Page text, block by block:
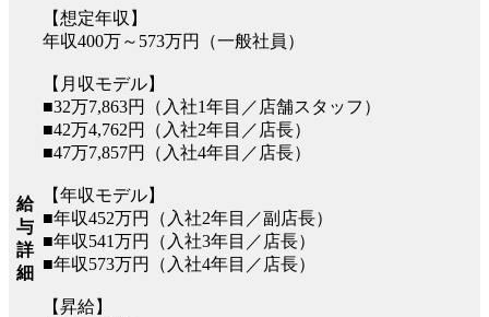
給
与
詳
細
【想定年収】
年収400万～573万円（一般社員）
【月収モデル】
■32万7,863円（入社1年目／店舗スタッフ）
■42万4,762円（入社2年目／店長）
■47万7,857円（入社4年目／店長）
【年収モデル】
■年収452万円（入社2年目／副店長）
■年収541万円（入社3年目／店長）
■年収573万円（入社4年目／店長）
【昇給】